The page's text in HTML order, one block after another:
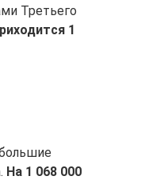
Третьего
1
На 1 068 000